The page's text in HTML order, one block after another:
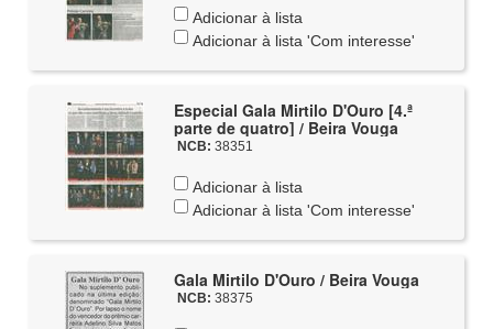
Adicionar à lista
Adicionar à lista 'Com interesse'
Especial Gala Mirtilo D'Ouro [4.ª
parte de quatro] / Beira Vouga
NCB: 38351
Adicionar à lista
Adicionar à lista 'Com interesse'
Gala Mirtilo D'Ouro / Beira Vouga
NCB: 38375